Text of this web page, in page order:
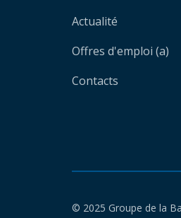
Actualité
Offres d'emploi (a)
Contacts
© 2025 Groupe de la